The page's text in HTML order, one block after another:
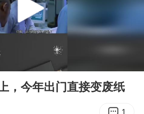
佛山通报笔试前13被淘汰后5名进体检
年内第一高价股今日打新
，今年出门直接变废纸
1